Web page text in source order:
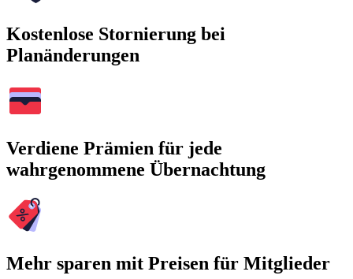
Kostenlose Stornierung bei
Planänderungen
Verdiene Prämien für jede
wahrgenommene Übernachtung
Mehr sparen mit Preisen für Mitglieder